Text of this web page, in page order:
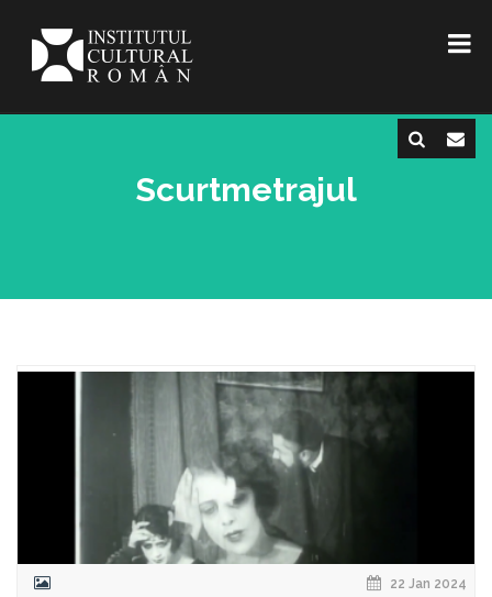
Scurtmetrajul
22 Jan 2024